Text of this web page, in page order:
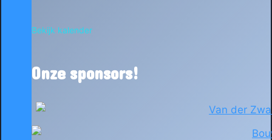
Bekijk kalender
Onze sponsors!